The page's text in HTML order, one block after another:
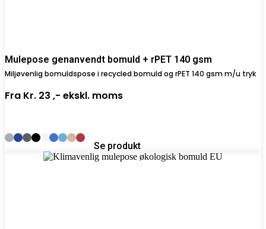
Mulepose genanvendt bomuld + rPET 140 gsm
Miljøvenlig bomuldspose i recycled bomuld og rPET 140 gsm m/u tryk
Fra Kr. 23 ,- ekskl. moms
Se produkt